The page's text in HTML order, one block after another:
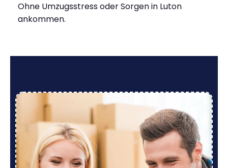
Ohne Umzugsstress oder Sorgen in Luton
ankommen.